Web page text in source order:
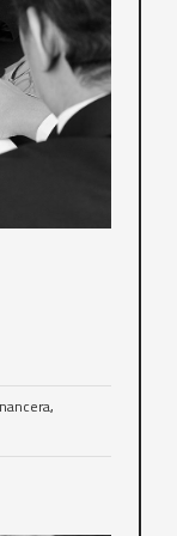
,